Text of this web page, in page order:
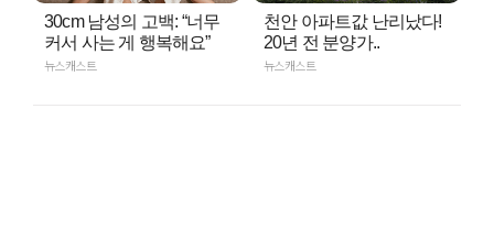
30cm 남성의 고백: “너무
커서 사는 게 행복해요”
뉴스캐스트
천안 아파트값 난리났다!
20년 전 분양가..
뉴스캐스트